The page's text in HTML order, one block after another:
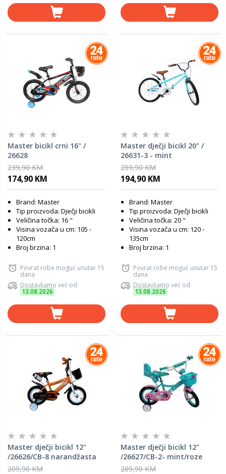
Master bicikl crni 16" /
26628
239,90 KM
174,90 KM
Brand: Master
Tip proizvoda: Dječji bicikli
Veličina točka: 16 "
Visina vozača u cm: 105 -
120cm
Broj brzina: 1
Povrat robe moguć unutar 15
dana
Dostavljamo već od
13.08.2026
Master dječji bicikl 20" /
26631-3 - mint
259,90 KM
194,90 KM
Brand: Master
Tip proizvoda: Dječji bicikli
Veličina točka: 20 "
Visina vozača u cm: 120 -
135cm
Broj brzina: 1
Povrat robe moguć unutar 15
dana
Dostavljamo već od
13.08.2026
Master dječji bicikl 12"
/26626/CB-8 narandžasta
209,90 KM
Master dječji bicikl 12"
/26627/CB-2- mint/roze
209,90 KM